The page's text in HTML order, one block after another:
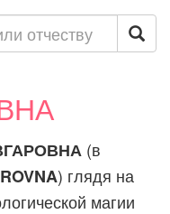
(в
) глядя на
магии